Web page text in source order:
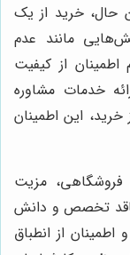
حال، خرید از یک
مانند عدم
از کیفیت
خدمات مشاوره
این اطمینان
مزیت
فاقد تخصص و دانش
از انطباق